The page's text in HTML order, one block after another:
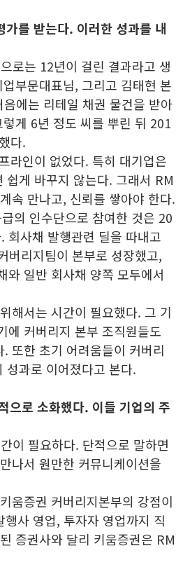
를 받는다. 이러한 성과를 내
로는 12년이 걸린 결과라고 생
부문대표님, 그리고 김태현 본
에는 리테일 채권 물건을 받아
게 6년 정도 씨를 뿌린 뒤 201
다.
라인이 없었다. 특히 대기업은
게 바꾸지 않는다. 그래서 RM
만나고, 신뢰를 쌓아야 한다.
의 인수단으로 참여한 것은 20
회사채 발행관련 딜을 따내고
버리지팀이 본부로 성장했고,
와 일반 회사채 양쪽 모두에서
해서는 시간이 필요했다. 그 기
에 커버리지 본부 조직원들도
또한 초기 어려움들이 커버리
성과로 이어졌다고 본다.
으로 소화했다. 이들 기업의 주
이 필요하다. 단적으로 말하면
나서 원만한 커뮤니케이션을
움증권 커버리지본부의 강점이
사 영업, 투자자 영업까지 직
증권사와 달리 키움증권은 RM